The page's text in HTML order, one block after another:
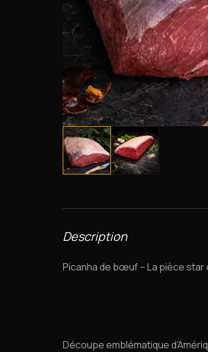
Description
Picanha de bœuf – La pièce star
Découpe emblématique